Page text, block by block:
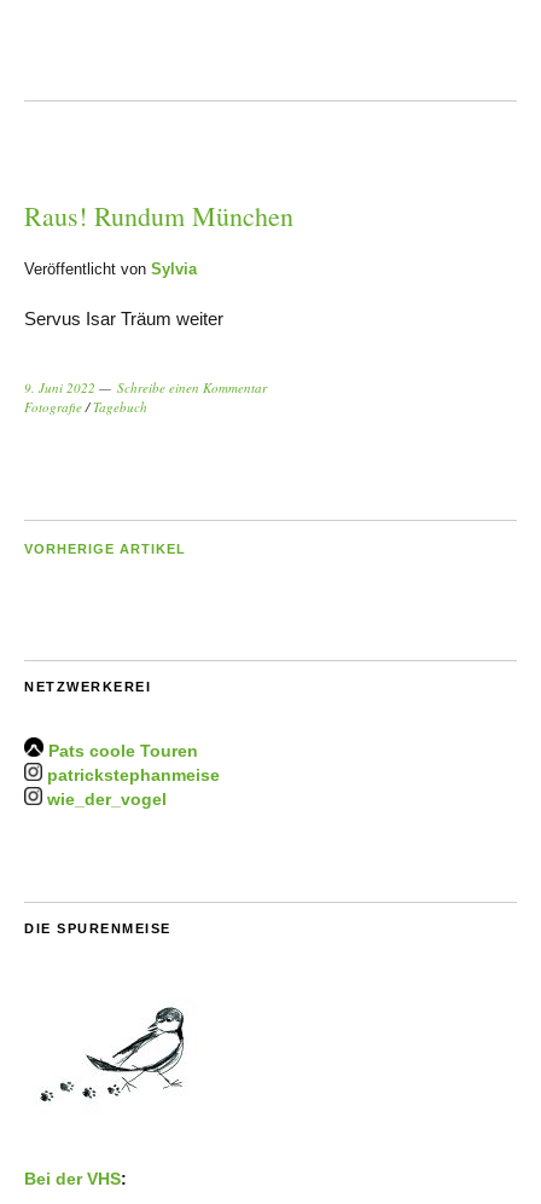
Raus! Rundum München
Veröffentlicht von Sylvia
Servus Isar Träum weiter
9. Juni 2022
Schreibe einen Kommentar
Fotografie /Tagebuch
VORHERIGE ARTIKEL
NETZWERKEREI
Pats coole Touren
patrickstephanmeise
wie_der_vogel
DIE SPURENMEISE
Bei der VHS: